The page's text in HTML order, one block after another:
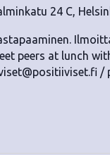
24 C,
peers at lunch
/